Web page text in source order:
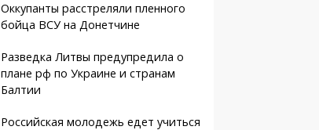
Оккупанты расстреляли пленного
бойца ВСУ на Донетчине
Разведка Литвы предупредила о
плане рф по Украине и странам
Балтии
Российская молодежь едет учиться